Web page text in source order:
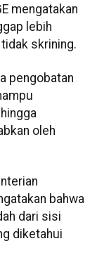
mengatakan
lebih
skrining.
pengobatan
oleh
bahwa
dari sisi
diketahui